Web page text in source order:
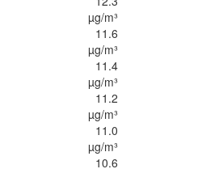
µg/m³
11.6
µg/m³
11.4
µg/m³
11.2
µg/m³
11.0
µg/m³
10.6